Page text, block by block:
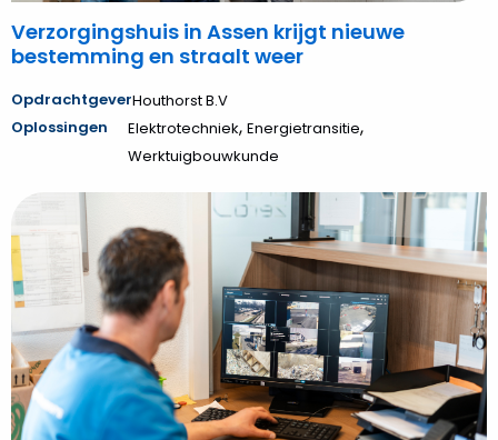
Verzorgingshuis in Assen krijgt nieuwe
bestemming en straalt weer
OpdrachtgeverHouthorst B.V
Oplossingen
Elektrotechniek, Energietransitie,
Werktuigbouwkunde
Hoppenbrouwers
bezorgt
PreZero
specialistisch
camerasysteem